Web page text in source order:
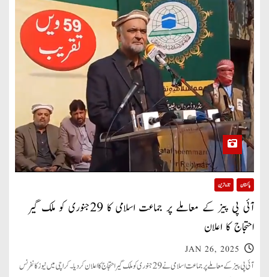
پاکستان تازہ ترین
آئی پی پیز کے معاملے پر جماعت اسلامی کا 29جنوری کو ملک گیر
احتجاج کا اعلان
JAN 26, 2025
آئی پی پیز کے معاملے پر جماعت اسلامی نے 29جنوری کو ملک گیر احتجاج کا اعلان کردیا۔ کراچی میں نیوز کانفرنس